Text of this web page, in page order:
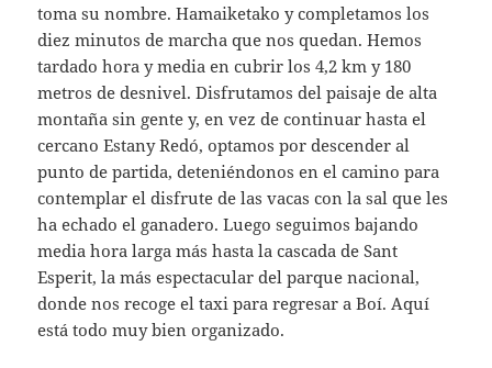
toma su nombre. Hamaiketako y completamos los
diez minutos de marcha que nos quedan. Hemos
tardado hora y media en cubrir los 4,2 km y 180
metros de desnivel. Disfrutamos del paisaje de alta
montaña sin gente y, en vez de continuar hasta el
cercano Estany Redó, optamos por descender al
punto de partida, deteniéndonos en el camino para
contemplar el disfrute de las vacas con la sal que les
ha echado el ganadero. Luego seguimos bajando
media hora larga más hasta la cascada de Sant
Esperit, la más espectacular del parque nacional,
donde nos recoge el taxi para regresar a Boí. Aquí
está todo muy bien organizado.